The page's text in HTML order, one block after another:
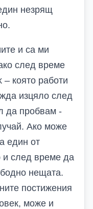
незрящ
и са ми
след време
която работи
изцяло след
да пробвам -
Ако може
един от
и след време да
нещата.
постижения
може и